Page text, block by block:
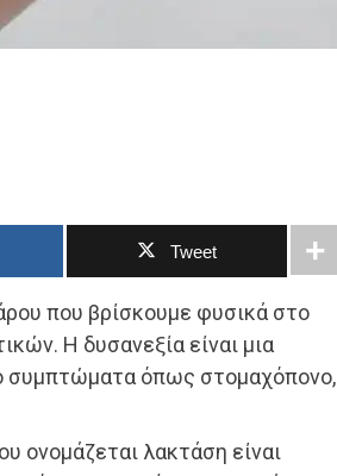
Tweet
που βρίσκουμε φυσικά στο
Η δυσανεξία είναι μια
συμπτώματα όπως στομαχόπονο,
ονομάζεται λακτάση είναι